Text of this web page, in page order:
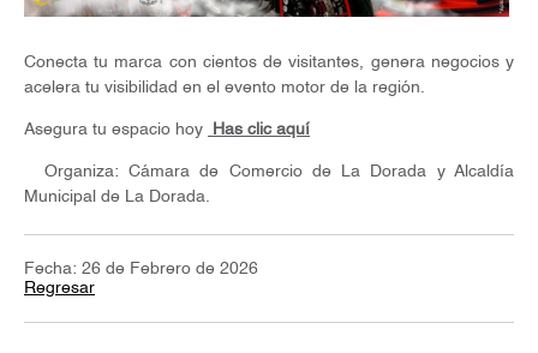
Conecta tu marca con cientos de visitantes, genera negocios y
acelera tu visibilidad en el evento motor de la región.
Asegura tu espacio hoy Has clic aquí
Organiza: Cámara de Comercio de La Dorada y Alcaldía
Municipal de La Dorada.
Fecha: 26 de Febrero de 2026
Regresar